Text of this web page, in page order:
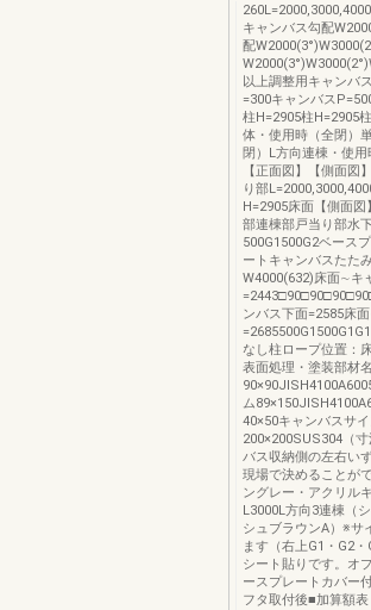
キャンバス勾配
配
以上調整用キャンバ
=300キャンバス
柱H=2905柱
体・使用時（全閉）
閉）L方向連棟・使用
【正面図】【側面図
り部
H=2905床面【側面
部連棟部戸当り部水
500G1500G2ベース
ートキャンバスたた
W4000(632)床面∼キ
ンバス下面=2585床
なし柱ロープ位置：
表面処理・塗装部
ム
40×50キャンバスサ
200×200SUS304（
バス収納側の左右い
現場で決めることが
ングレー・アクリル
L3000L方向3連棟（
シュブラウンA）※サ
ます（右上G1・G2
シート貼りです。オ
ースプレートカバー
フタ取付後■加算額